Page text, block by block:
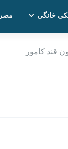
خانگی
قند کامور